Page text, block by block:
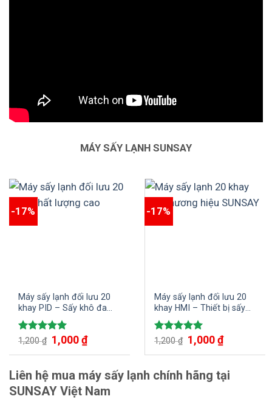
MÁY SẤY LẠNH SUNSAY
-17%
Máy sấy lạnh đối lưu 20
khay PID – Sấy khô đa
dạng các loại nguyên liệu,
nông sản, dược liệu,…
Được xếp
5.00
1,200₫ 1,000₫
-17%
Máy sấy lạnh đối lưu 20
khay HMI – Thiết bị sấy
tiên tiến, đa năng cho ra
sản phẩm chất lượng cao
Được xếp
5.00
1,200₫ 1,000₫
Liên hệ mua máy sấy lạnh chính hãng tại
SUNSAY Việt Nam